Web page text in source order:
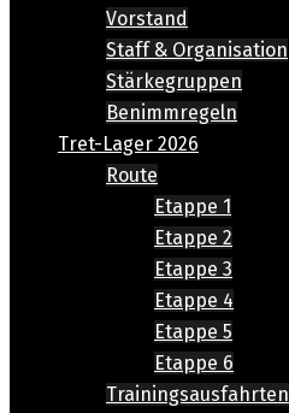
Vorstand
Staff & Organisation
Stärkegruppen
Benimmregeln
Tret-Lager 2026
Route
Etappe 1
Etappe 2
Etappe 3
Etappe 4
Etappe 5
Etappe 6
Trainingsausfahrten